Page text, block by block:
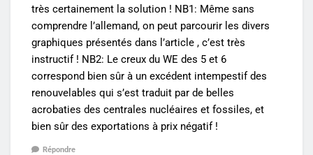
très certainement la solution ! NB1: Même sans
comprendre l’allemand, on peut parcourir les divers
graphiques présentés dans l’article , c’est très
instructif ! NB2: Le creux du WE des 5 et 6
correspond bien sûr à un excédent intempestif des
renouvelables qui s’est traduit par de belles
acrobaties des centrales nucléaires et fossiles, et
bien sûr des exportations à prix négatif !
Répondre